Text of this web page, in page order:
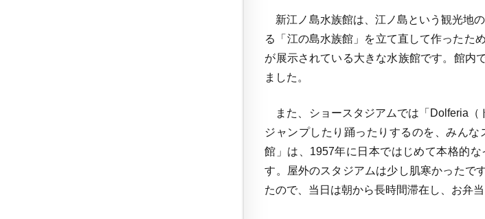
新江ノ島水族館は、江ノ島という観光地
る「江の島水族館」を立て直して作ったた
が展示されている大きな水族館です。館内
ました。
また、ショースタジアムでは「Dolferia（
ジャンプしたり踊ったりするのを、みん
館」は、1957年に日本ではじめて本格的
す。屋外のスタジアムは少し肌寒かったで
たので、当日は朝から長時間滞在し、お弁